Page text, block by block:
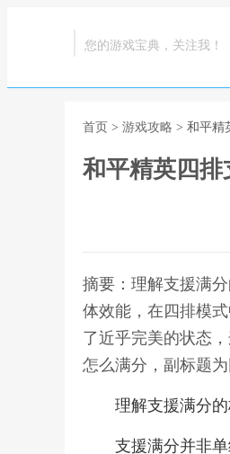
您的游戏宝典，关注我！
首页 > 游戏攻略 > 和平精
和平精英四
摘要：理解支援满
体效能，在四排模
了近乎完美的状态
怎么满分，副标题
理解支援满分
支援满分并非